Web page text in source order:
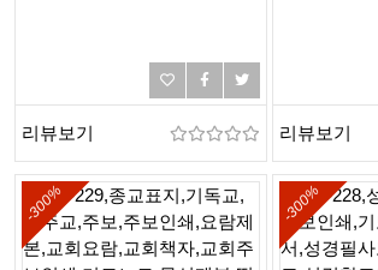
떡제본,칼라제본,
리뷰보기
제본,인
칼라제본,
리뷰보기
-300% -300%